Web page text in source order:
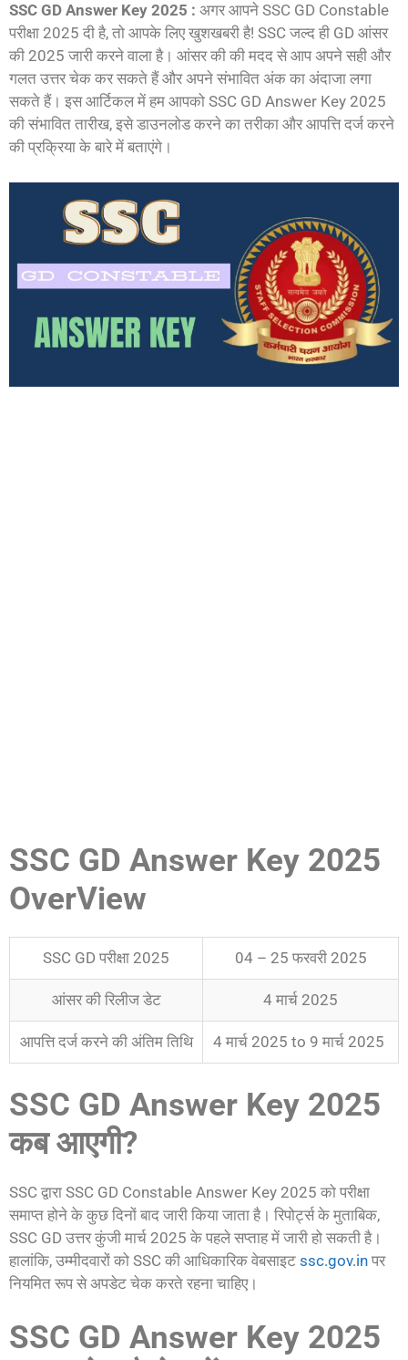
SSC GD Answer Key 2025 : अगर आपने SSC GD Constable
परीक्षा 2025 दी है, तो आपके लिए खुशखबरी है! SSC जल्द ही GD आंसर
की 2025 जारी करने वाला है। आंसर की की मदद से आप अपने सही और
गलत उत्तर चेक कर सकते हैं और अपने संभावित अंक का अंदाजा लगा
सकते हैं। इस आर्टिकल में हम आपको SSC GD Answer Key 2025
की संभावित तारीख, इसे डाउनलोड करने का तरीका और आपत्ति दर्ज करने
की प्रक्रिया के बारे में बताएंगे।
SSC GD Answer Key 2025
OverView
SSC GD परीक्षा 2025 04 – 25 फरवरी 2025
आंसर की रिलीज डेट 4 मार्च 2025
आपत्ति दर्ज करने की अंतिम तिथि 4 मार्च 2025 to 9 मार्च 2025
SSC GD Answer Key 2025
कब आएगी?
SSC द्वारा SSC GD Constable Answer Key 2025 को परीक्षा
समाप्त होने के कुछ दिनों बाद जारी किया जाता है। रिपोर्ट्स के मुताबिक,
SSC GD उत्तर कुंजी मार्च 2025 के पहले सप्ताह में जारी हो सकती है।
हालांकि, उम्मीदवारों को SSC की आधिकारिक वेबसाइट ssc.gov.in पर
नियमित रूप से अपडेट चेक करते रहना चाहिए।
SSC GD Answer Key 2025